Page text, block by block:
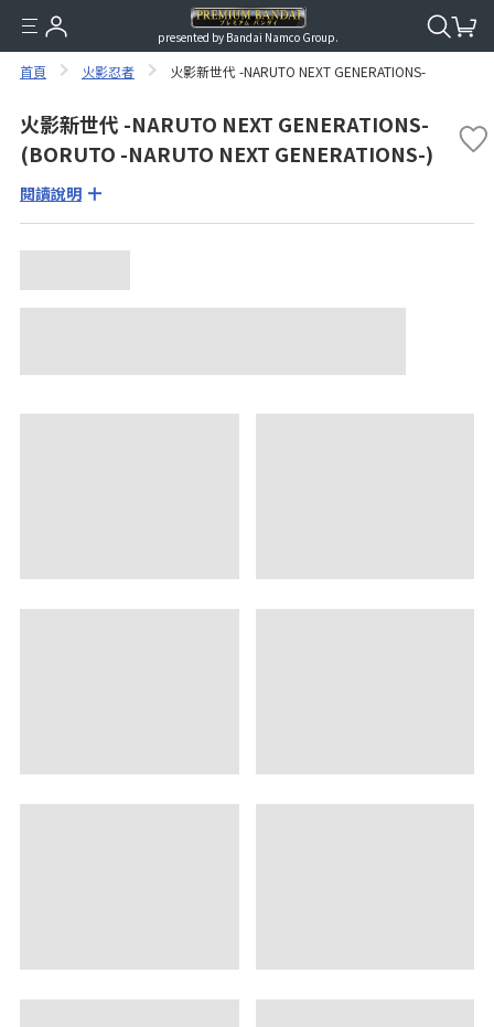
presented by Bandai Namco Group.
首頁 火影忍者 火影新世代 -NARUTO NEXT GENERATIONS-
火影新世代 -NARUTO NEXT GENERATIONS-
(BORUTO -NARUTO NEXT GENERATIONS-)
閱讀說明